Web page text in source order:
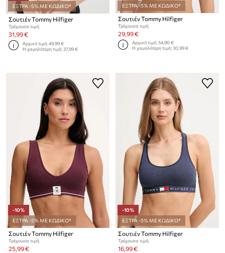
ΕΞΤΡΑ -5% ΜΕ ΚΩΔΙΚΟ*
Σουτιέν Tommy Hilfiger
Τρέχουσα τιμή:
31,99 €
Αρχική τιμή:49,99 €
Η χαμηλότερη τιμή:37,99 €
ΕΞΤΡΑ -5% ΜΕ ΚΩΔΙΚΟ*
Σουτιέν Tommy Hilfiger
Τρέχουσα τιμή:
29,99 €
Αρχική τιμή:54,90 €
Η χαμηλότερη τιμή:30,99 €
-10%
ΕΞΤΡΑ -5% ΜΕ ΚΩΔΙΚΟ*
Σουτιέν Tommy Hilfiger
Τρέχουσα τιμή:
25,99 €
-10%
ΕΞΤΡΑ -5% ΜΕ ΚΩΔΙΚΟ*
Σουτιέν Tommy Hilfiger
Τρέχουσα τιμή:
16,99 €